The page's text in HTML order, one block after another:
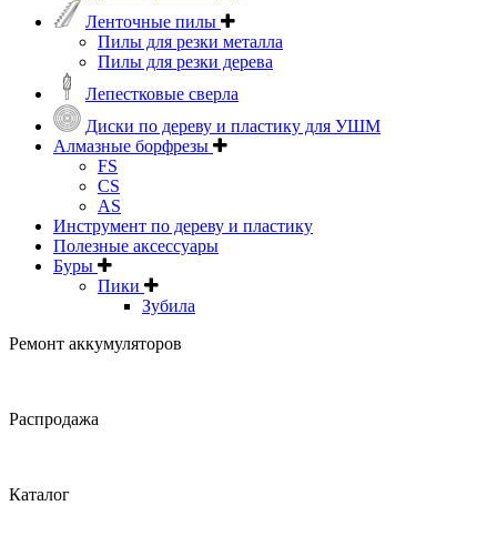
Ленточные пилы
Пилы для резки металла
Пилы для резки дерева
Лепестковые сверла
Диски по дереву и пластику для УШМ
Алмазные борфрезы
FS
CS
AS
Инструмент по дереву и пластику
Полезные аксессуары
Буры
Пики
Зубила
Ремонт аккумуляторов
Распродажа
Каталог